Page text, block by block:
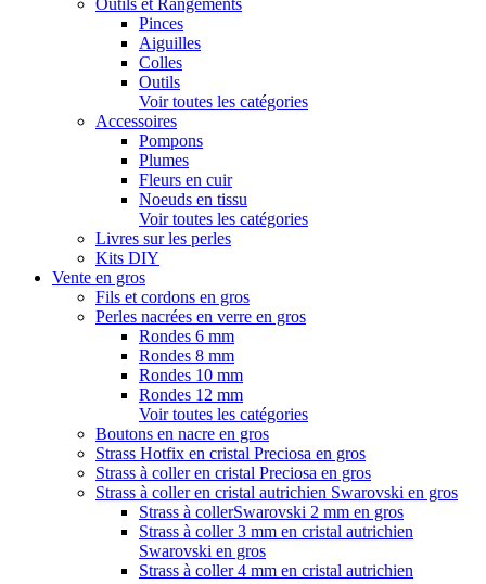
Outils et Rangements
Pinces
Aiguilles
Colles
Outils
Voir toutes les catégories
Accessoires
Pompons
Plumes
Fleurs en cuir
Noeuds en tissu
Voir toutes les catégories
Livres sur les perles
Kits DIY
Vente en gros
Fils et cordons en gros
Perles nacrées en verre en gros
Rondes 6 mm
Rondes 8 mm
Rondes 10 mm
Rondes 12 mm
Voir toutes les catégories
Boutons en nacre en gros
Strass Hotfix en cristal Preciosa en gros
Strass à coller en cristal Preciosa en gros
Strass à coller en cristal autrichien Swarovski en gros
Strass à collerSwarovski 2 mm en gros
Strass à coller 3 mm en cristal autrichien
Swarovski en gros
Strass à coller 4 mm en cristal autrichien